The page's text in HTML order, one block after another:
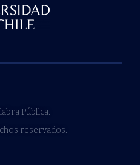
Pública.
reservados.